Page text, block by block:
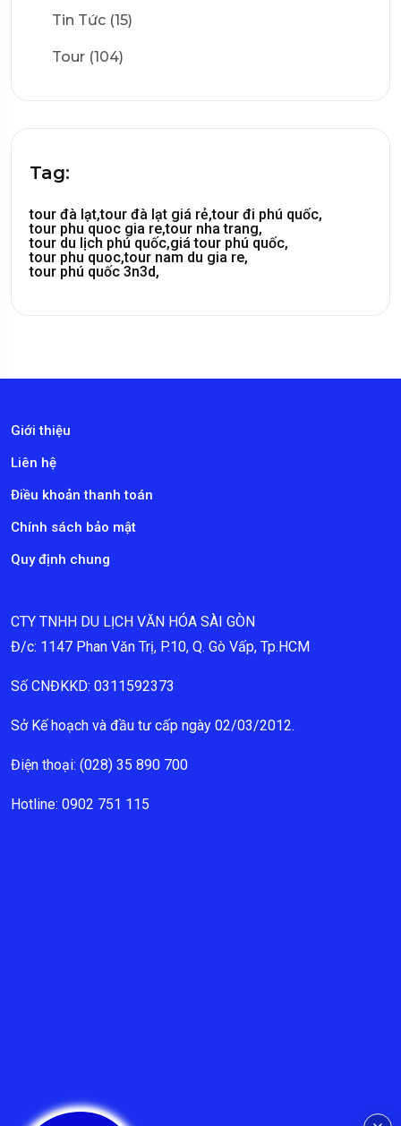
Tin Tức (15)
Tour (104)
Tag:
tour đà lạt,tour đà lạt giá rẻ,tour đi phú quốc,
tour phu quoc gia re,tour nha trang,
tour du lịch phú quốc,giá tour phú quốc,
tour phu quoc,tour nam du gia re,
tour phú quốc 3n3d,
Giới thiệu
Liên hệ
Điều khoản thanh toán
Chính sách bảo mật
Quy định chung
CTY TNHH DU LỊCH VĂN HÓA SÀI GÒN
Đ/c: 1147 Phan Văn Trị, P.10, Q. Gò Vấp, Tp.HCM
Số CNĐKKD: 0311592373
Sở Kế hoạch và đầu tư cấp ngày 02/03/2012.
Điện thoại: (028) 35 890 700
Hotline: 0902 751 115